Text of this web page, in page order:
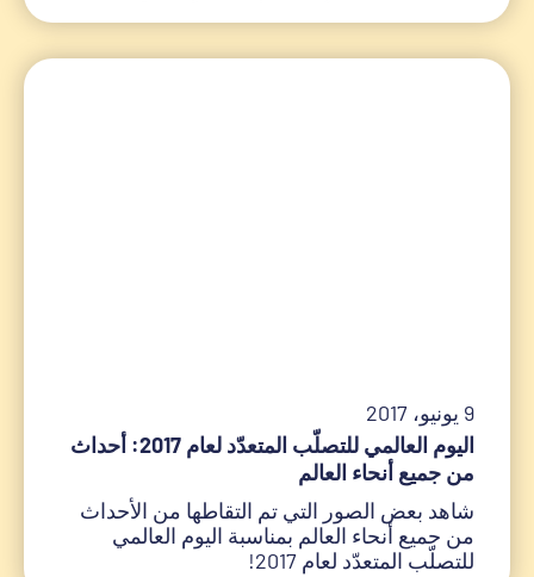
اليوم العالمي للتصلّب المتعدّد لعام 2017: أحداث
من جميع أنحاء العالم
9 يونيو، 2017
شاهد بعض الصور التي تم التقاطها من الأحداث
من جميع أنحاء العالم بمناسبة اليوم العالمي
للتصلّب المتعدّد لعام 2017!